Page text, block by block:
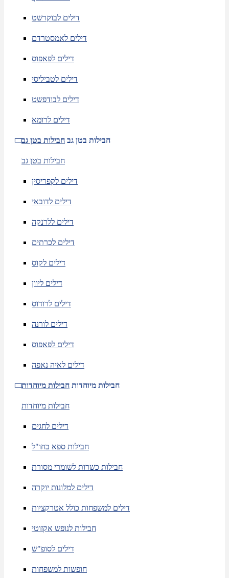
דילים לבוקרשט
דילים לאמסטרדם
דילים לפאפוס
דילים לטביליסי
דילים לבודפשט
דילים לרומא
חבילות בטן גב חבילות בטן גב
חבילות בטן גב
דילים לקפריסין
דילים לדובאי
דילים ללרנקה
דילים לכרתים
דילים לקוס
דילים ליוון
דילים לרודוס
דילים לורנה
דילים לפאפוס
דילים לאיה נאפה
חבילות מיוחדות חבילות מיוחדות
חבילות מיוחדות
דילים לחגים
חבילות ספא בחו"ל
חבילות כשרות לשומרי מסורת
דילים למלונות יוקרה
דילים למשפחות כולל אטרקציות
חבילות לנופש אקזוטי
דילים לסופ"ש
חופשות למשפחות